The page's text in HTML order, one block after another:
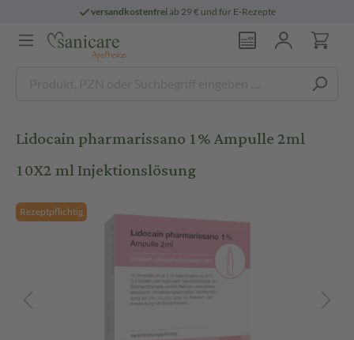
versandkostenfreiab 29 € und für E-Rezepte
Lidocain pharmarissano 1% Ampulle 2ml
10X2 ml Injektionslösung
Rezeptpflichtig